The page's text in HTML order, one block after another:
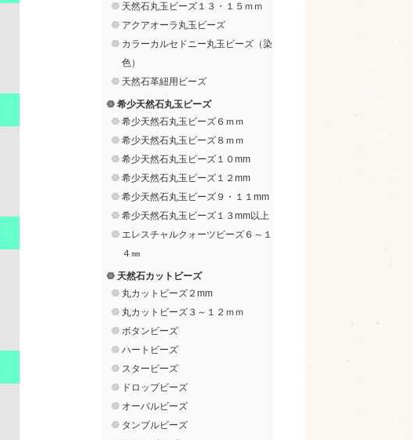
天然石丸玉ビーズ１３・１５ｍｍ
アクアオーラ丸玉ビーズ
カラーカルセドニー丸玉ビーズ（染
色）
天然石革紐用ビーズ
希少天然石丸玉ビーズ
希少天然石丸玉ビーズ６ｍｍ
希少天然石丸玉ビーズ８ｍｍ
希少天然石丸玉ビーズ１０mm
希少天然石丸玉ビーズ１２mm
希少天然石丸玉ビーズ９・１１mm
希少天然石丸玉ビーズ１３mm以上
エレスチャルクォーツビーズ６～１
４㎜
天然石カットビーズ
丸カットビーズ２mm
丸カットビーズ３～１２ｍｍ
ボタンビーズ
ハートビーズ
スタービーズ
ドロップビーズ
オーバルビーズ
タンブルビーズ